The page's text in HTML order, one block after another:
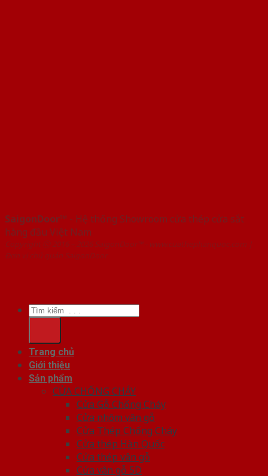
SaigonDoor™ - Hệ thống Showroom cửa thép cửa sắt
hàng đầu Việt Nam
Copyright ⓒ 2016 – 2026 SaigonDoor™ - www.cuathephanquoc.com |
Đơn vị chủ quản SaigonDoor
Tìm
kiếm:
Trang chủ
Giới thiệu
Sản phẩm
CỬA CHỐNG CHÁY
Cửa Gỗ Chống Cháy
Cửa nhôm vân gỗ
Cửa Thép Chống Cháy
Cửa thép Hàn Quốc
Cửa thép vân gỗ
Cửa vân gỗ 5D